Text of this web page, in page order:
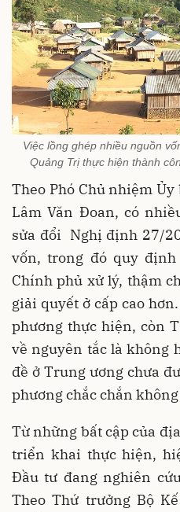
Việc lồng ghép nhiều nguồn
Quảng Trị thực hiện thành
Theo Phó Chủ nhiệm
Lâm Văn Đoan, có
sửa đổi Nghị định 27/
vốn, trong đó quy
Chính phủ xử lý, thậm
giải quyết ở cấp cao
phương thực hiện, còn
về nguyên tắc là không
đề ở Trung ương chưa
phương chắc chắn
Từ những bất cập của
triển khai thực hiện,
Đầu tư đang nghiên
Theo Thứ trưởng Bộ